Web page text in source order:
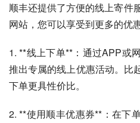
顺丰还提供了方便的线上寄件
网站，您可以享受到更多的优
1. **线上下单**：通过APP或
推出专属的线上优惠活动。比
下单更具性价比。
2. **使用顺丰优惠券**：在下